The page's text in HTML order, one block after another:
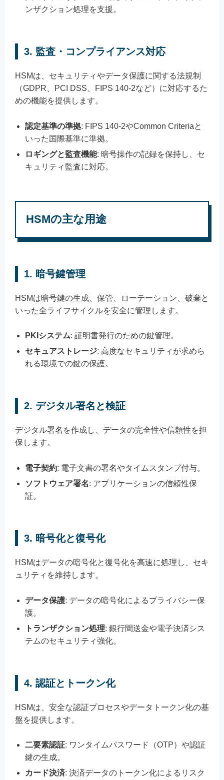
ンザクション処理を支援。
3. 監査・コンプライアンス対応
HSMは、セキュリティやデータ保護に関する法規制
（GDPR、PCI DSS、FIPS 140-2など）に対応するた
めの機能を提供します。
認定基準の準拠: FIPS 140-2やCommon Criteriaと
いった国際基準に準拠。
ロギングと監査機能: 暗号操作の記録を保持し、セ
キュリティ監査に対応。
HSMの主な用途
1. 暗号鍵管理
HSMは暗号鍵の生成、保管、ローテーション、破棄と
いった全ライフサイクルを安全に管理します。
PKIシステム: 証明書発行のための鍵管理。
セキュアストレージ: 高度なセキュリティが求めら
れる環境での鍵の保護。
2. デジタル署名と検証
デジタル署名を作成し、データの完全性や信頼性を担
保します。
電子契約: 電子文書の署名やタイムスタンプ付与。
ソフトウェア署名: アプリケーションの信頼性保
証。
3. 暗号化と復号化
HSMはデータの暗号化と復号化を高速に処理し、セキ
ュリティを維持します。
データ保護: データの暗号化によるプライバシー保
護。
トランザクション処理: 銀行間送金や電子決済シス
テムのセキュリティ強化。
4. 認証とトークン化
HSMは、安全な認証プロセスやデータトークン化の基
盤を提供します。
二要素認証: ワンタイムパスワード（OTP）や認証
鍵の生成。
カード決済: 決済データのトークン化によるリスク